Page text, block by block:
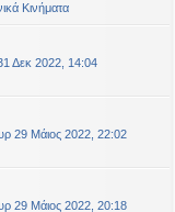
Κινήματα
Δεκ 2022, 14:04
29 Μάιος 2022, 22:02
29 Μάιος 2022, 20:18